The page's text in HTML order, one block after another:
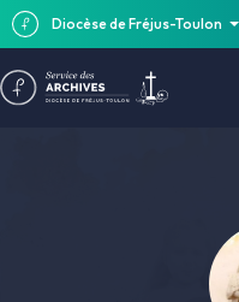
Diocèse de Fréjus-Toulon